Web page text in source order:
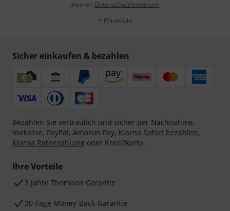
unseren Datenschutzhinweisen.
* Pflichtfeld
Sicher einkaufen & bezahlen
Bezahlen Sie vertraulich und sicher per Nachnahme,
Vorkasse, PayPal, Amazon Pay, Klarna Sofort bezahlen,
Klarna Ratenzahlung oder Kreditkarte.
Ihre Vorteile
3 Jahre Thomann Garantie
30 Tage Money-Back-Garantie